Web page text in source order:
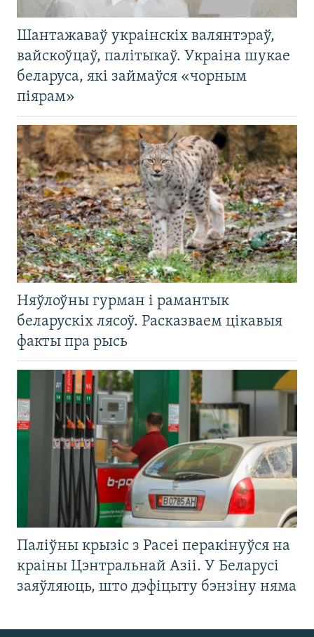
Шантажаваў украінскіх валянтэраў,
вайскоўцаў, палітыкаў. Украіна шукае
беларуса, які займаўся «чорным
піярам»
Няўлоўны гурман і рамантык
беларускіх лясоў. Расказваем цікавыя
факты пра рысь
Паліўны крызіс з Расеі перакінуўся на
краіны Цэнтральнай Азіі. У Беларусі
заяўляюць, што дэфіцыту бэнзіну няма